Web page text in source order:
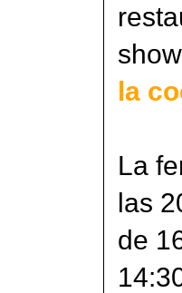
la
La
las
de